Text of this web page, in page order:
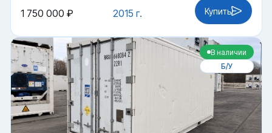
2015 г.
1 750 000 ₽ Купить
В наличии
Б/У